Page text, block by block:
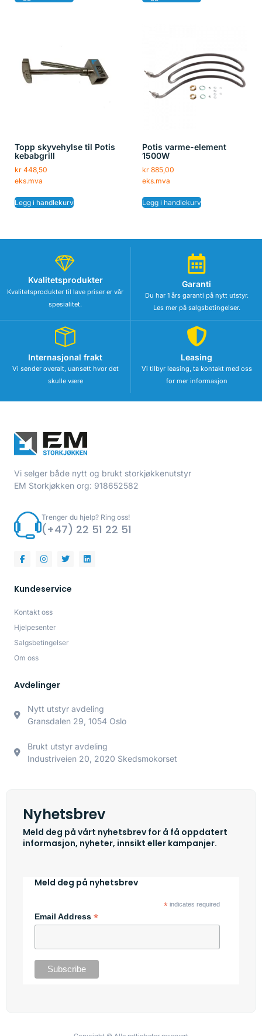
Topp skyvehylse til Potis
kebabgrill
kr 448,50
eks.mva
Legg i handlekurv
Potis varme-element
1500W
kr885,00
eks.mva
Legg i handlekurv
Kvalitetsprodukter
Kvalitetsprodukter til lave priser er vår
spesialitet.
Garanti
Du har 1 års garanti på nytt utstyr.
Les mer på salgsbetingelser.
Internasjonal frakt
Vi sender overalt, uansett hvor det
skulle være
Leasing
Vi tilbyr leasing, ta kontakt med oss
for mer informasjon
Vi selger både nytt og brukt storkjøkkenutstyr
EM Storkjøkken org: 918652582
Trenger du hjelp? Ring oss!
(+47) 22 51 22 51
Kundeservice
Kontakt oss
Hjelpesenter
Salgsbetingelser
Om oss
Avdelinger
Nytt utstyr avdeling
Gransdalen 29, 1054 Oslo
Brukt utstyr avdeling
Industriveien 20, 2020 Skedsmokorset
Nyhetsbrev
Meld deg på vårt nyhetsbrev for å få oppdatert
informasjon, nyheter, innsikt eller kampanjer.
Meld deg på nyhetsbrev
*indicates required
Email Address *